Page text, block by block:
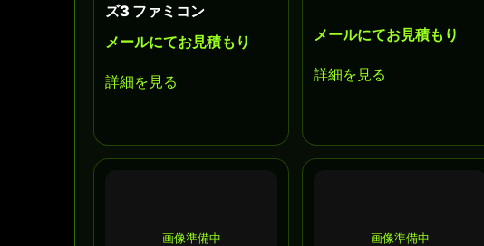
ズ3 ファミコン
メールにてお見積もり
詳細を見る
メールにてお見積もり
詳細を見る
画像準備中 画像準備中